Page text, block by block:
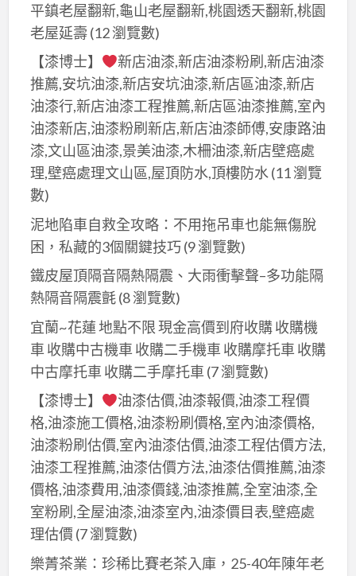
平鎮老屋翻新,龜山老屋翻新,桃園透天翻新,桃園
老屋延壽(12 瀏覽數)
【漆博士】
新店油漆,新店油漆粉刷,新店油漆
推薦,安坑油漆,新店安坑油漆,新店區油漆,新店
油漆行,新店油漆工程推薦,新店區油漆推薦,室內
油漆新店,油漆粉刷新店,新店油漆師傅,安康路油
漆,文山區油漆,景美油漆,木柵油漆,新店壁癌處
理,壁癌處理文山區,屋頂防水,頂樓防水(11 瀏覽
數)
泥地陷車自救全攻略：不用拖吊車也能無傷脫
困，私藏的3個關鍵技巧(9 瀏覽數)
鐵皮屋頂隔音隔熱隔震、大雨衝擊聲–多功能隔
熱隔音隔震氈(8 瀏覽數)
宜蘭~花蓮 地點不限 現金高價到府收購 收購機
車 收購中古機車 收購二手機車 收購摩托車 收購
中古摩托車 收購二手摩托車(7 瀏覽數)
【漆博士】
油漆估價,油漆報價,油漆工程價
格,油漆施工價格,油漆粉刷價格,室內油漆價格,
油漆粉刷估價,室內油漆估價,油漆工程估價方法,
油漆工程推薦,油漆估價方法,油漆估價推薦,油漆
價格,油漆費用,油漆價錢,油漆推薦,全室油漆,全
室粉刷,全屋油漆,油漆室內,油漆價目表,壁癌處
理估價(7 瀏覽數)
樂菁茶業：珍稀比賽老茶入庫，25-40年陳年老